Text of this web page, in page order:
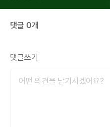
댓글 0개
댓글쓰기